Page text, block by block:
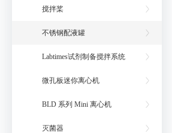
搅拌桨
不锈钢配液罐
Labtimes试剂制备搅拌系统
微孔板迷你离心机
BLD 系列 Mini 离心机
灭菌器